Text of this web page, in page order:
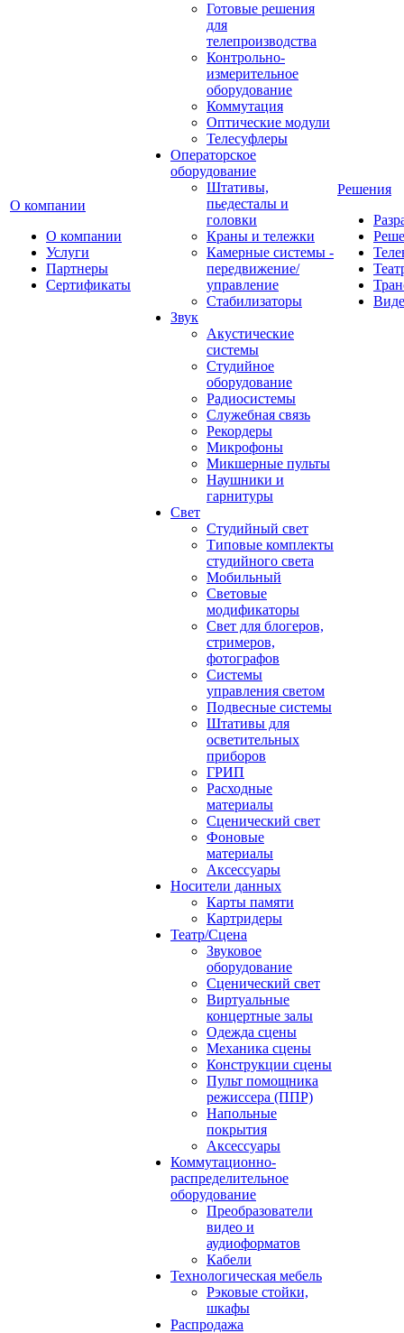
О компании
О компании
Услуги
Партнеры
Сертификаты
Готовые решения
для
телепроизводства
Контрольно-
измерительное
оборудование
Коммутация
Оптические модули
Телесуфлеры
Операторское
оборудование
Штативы,
пьедесталы и
головки
Краны и тележки
Камерные системы -
передвижение/
управление
Стабилизаторы
Звук
Акустические
системы
Студийное
оборудование
Радиосистемы
Служебная связь
Рекордеры
Микрофоны
Микшерные пульты
Наушники и
гарнитуры
Свет
Студийный свет
Типовые комплекты
студийного света
Мобильный
Световые
модификаторы
Свет для блогеров,
стримеров,
фотографов
Системы
управления светом
Подвесные системы
Штативы для
осветительных
приборов
ГРИП
Расходные
материалы
Сценический свет
Фоновые
материалы
Аксессуары
Носители данных
Карты памяти
Картридеры
Театр/Сцена
Звуковое
оборудование
Сценический свет
Виртуальные
концертные залы
Одежда сцены
Механика сцены
Конструкции сцены
Пульт помощника
режиссера (ППР)
Напольные
покрытия
Аксессуары
Коммутационно-
распределительное
оборудование
Преобразователи
видео и
аудиоформатов
Кабели
Технологическая мебель
Рэковые стойки,
шкафы
Распродажа
Решения